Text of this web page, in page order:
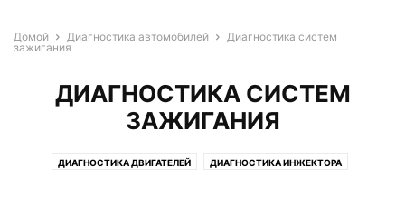
Домой Диагностика автомобилей
Диагностика систем
зажигания
ДИАГНОСТИКА СИСТЕМ
ЗАЖИГАНИЯ
ДИАГНОСТИКА ДВИГАТЕЛЕЙ ДИАГНОСТИКА ИНЖЕКТОРА